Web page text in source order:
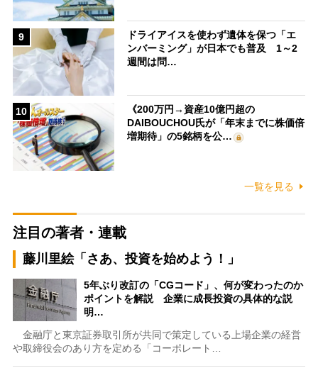
9
ドライアイスを使わず遺体を保つ「エ
ンバーミング」が日本でも普及 1～2
週間は問…
10
《200万円→資産10億円超の
DAIBOUCHOU氏が「年末までに株価倍
増期待」の5銘柄を公…
一覧を見る
注目の著者・連載
藤川里絵「さあ、投資を始めよう！」
5年ぶり改訂の「CGコード」、何が変わったのか
ポイントを解説 企業に成長投資の具体的な説
明…
金融庁と東京証券取引所が共同で策定している上場企業の経営
や取締役会のあり方を定める「コーポレート…